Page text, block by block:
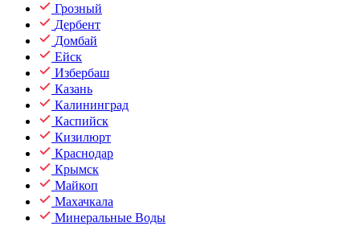
Грозный
Дербент
Домбай
Ейск
Избербаш
Казань
Калининград
Каспийск
Кизилюрт
Краснодар
Крымск
Майкоп
Махачкала
Минеральные Воды